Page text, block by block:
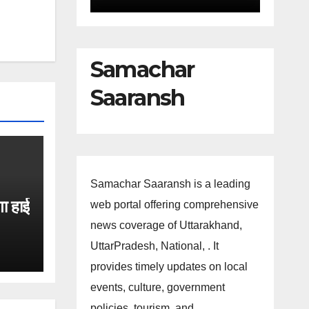
हाई
Samachar
Saaransh
Samachar Saaransh is a leading
web portal offering comprehensive
news coverage of Uttarakhand,
UttarPradesh, National, . It
provides timely updates on local
events, culture, government